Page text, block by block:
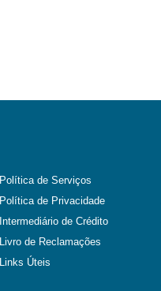
Política de Serviços
Política de Privacidade
Intermediário de Crédito
Livro de Reclamações
Links Úteis